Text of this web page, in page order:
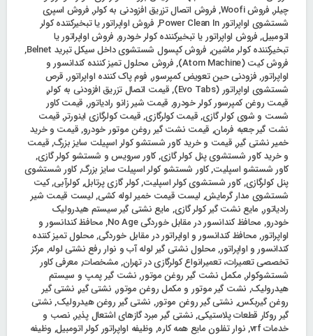
چیلر,فروش Woofi ,فروش اتصال تزریق افزودنی به کولر,فروش اسپری
شستشوی اواپراتور Power Clean In
, فروش اواپراتور یا تبخیرکننده کولر
اتومبیل,فروش اواپراتور یا تبخیرکننده کولر خودرو, فروش اواپراتور یا
تبخیرکننده کولر ماشین, فروش کپسول شستشوی داخل سیکل تبرید Belnet
,
فروش کیت (Atom Machine)
,فروش محلول تمیز کننده کندانسور و
اواپراتور,فزودنی حین تعویض کمپرسور, فوم پاک کننده اواپراتور,قرص
شستشوی اواپراتور (Evo Tabs)
,قیمت اتصال تزریق افزودنی به کولر,
قیمت روغن کمپرسور کولر خودرو, قیمت شیر زانو رادیاتور, قیمت کاور
شست و شوی کولر گازی,قیمت کولرگازی,قیمت کولرگازی اینورتر,قیمت
نشت گیر جعبه فرمان, قیمت نشت گیر روغن موتور خودرو,قیمت و خرید
خمیر نشتی گیر,قیمت و خرید کاور شستشو کولر اسپیلت سایز بزرگ,قیمت
و خرید کاور شستشوی پنل کولر گازی,کاور سرویس و شستشو کولر گازی,
کاور شستشو اسپلیت,کاور شستشو کولر اسپیلت سایز بزرگ,کاور شستشوی
پنل کولرگازی,کاور شستشوی کولر اسپلیت,کولر گازی پرتابل,کولرآبی,کیت
شستشوی مدار گرمایش, لیست قیمت خمیر لوله کشی,لیست قیمت شیر
رادیاتور, مایع نشت گیر کولر گازی, مایع نشتی گیر سیستم هیدرولیک
خودرو, محافظ کندانسور در مقابل خوردگی No Age ,محافظ کندانسور و
اواپراتور,محافظ کندانسور و اواپراتور در مقابل خوردگی,محلول تمیز کننده
کندانسور و اواپراتور,محلول نشتی گیر لوله آب و نوار رفع نشتی لوله, مرکز
تخصصی تعمیرات، تعمیرانواع کولرگازی در تهران,مشخصات, معرفی کاور
شستشوکولر,مکمل نشت گیر روغن موتور,نشت گیر پمپ و سیستم
هیدرولیک, نشت گیر موتور و مکمل روغن موتور, نشتی گیر, نشتی گیر
روغن گیربکس, نشتی گیر روغن موتور, نشتی گیر روغن هیدرولیک,نشتی
گیر روکار قطعات پلاستیکی,نشتی گیر مبرد گازهای اشتعال پذیر,نصب و
خدمات vrf
,نوار تفلون مایع همه کاره, وظیفه اواپراتور کولر اتومبیل, وظیفه